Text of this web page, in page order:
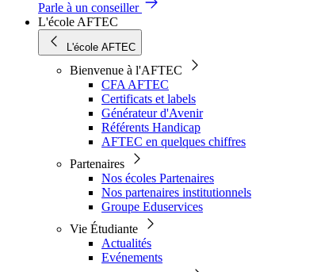
Parle à un conseiller
L'école AFTEC
L'école AFTEC
Bienvenue à l'AFTEC
CFA AFTEC
Certificats et labels
Générateur d'Avenir
Référents Handicap
AFTEC en quelques chiffres
Partenaires
Nos écoles Partenaires
Nos partenaires institutionnels
Groupe Eduservices
Vie Étudiante
Actualités
Evénements